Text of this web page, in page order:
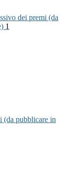
dei premi (da
1
(da pubblicare in